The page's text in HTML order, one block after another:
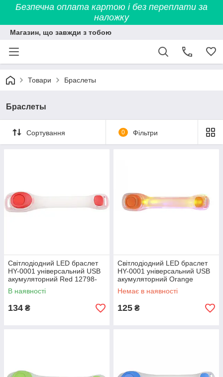
Безпечна оплата картою і без переплати за
наложку
Магазин, що завжди з тобою
Товари Браслеты
Браслеты
Сортування 0 Фільтри
Світлодіодний LED браслет
HY-0001 універсальний USB
акумуляторний Red 12798-
76948
В наявності
134 ₴
Світлодіодний LED браслет
HY-0001 універсальний USB
акумуляторний Orange
12798-76949
Немає в наявності
125 ₴